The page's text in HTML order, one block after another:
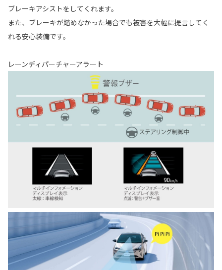
ブレーキアシストをしてくれます。
また、ブレーキが踏めなかった場合でも被害を大幅に提言してく
れる安心装備です。
レーンディパーチャーアラート